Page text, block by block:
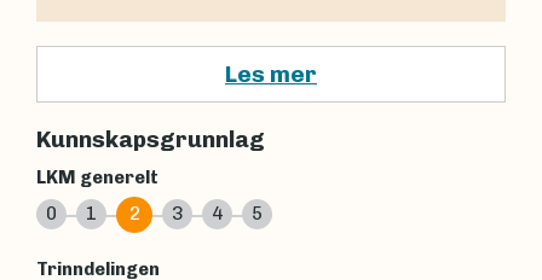
Les mer
Kunnskapsgrunnlag
LKM generelt
0
1 2 3 4 5
Trinndelingen